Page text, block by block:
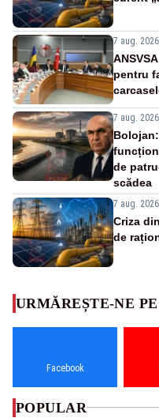
7 aug.
pentru
7 aug.
de
scădea
7 aug.
Criza
de
URMĂREȘTE-NE PE
Facebook
POPULAR